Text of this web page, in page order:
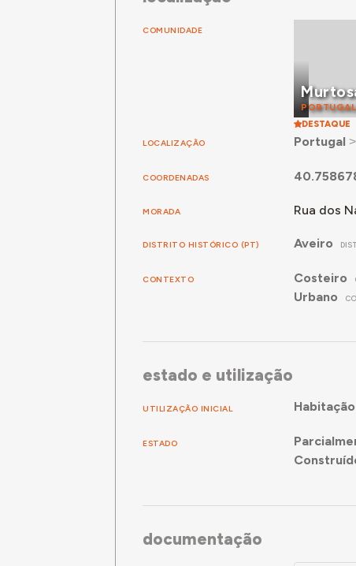
COMUNIDADE
PORTUGAL
DESTAQUE
LOCALIZAÇÃO Portugal ˃
COORDENADAS
MORADA Rua dos
DISTRITO HISTÓRICO (PT) Aveiro
CONTEXTO Costeiro
Urbano
estado e utilização
UTILIZAÇÃO INICIAL Habitação
ESTADO
documentação